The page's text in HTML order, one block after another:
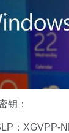
钥：
：XGVPP-